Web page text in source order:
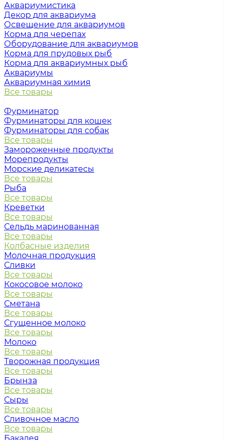
Аквариумистика
Декор для аквариума
Освещение для аквариумов
Корма для черепах
Оборудование для аквариумов
Корма для прудовых рыб
Корма для аквариумных рыб
Аквариумы
Аквариумная химия
Все товары
Фурминатор
Фурминаторы для кошек
Фурминаторы для собак
Все товары
Замороженные продукты
Морепродукты
Морские деликатесы
Все товары
Рыба
Все товары
Креветки
Все товары
Сельдь маринованная
Все товары
Колбасные изделия
Молочная продукция
Сливки
Все товары
Кокосовое молоко
Все товары
Сметана
Все товары
Сгущенное молоко
Все товары
Молоко
Все товары
Творожная продукция
Все товары
Брынза
Все товары
Сыры
Все товары
Сливочное масло
Все товары